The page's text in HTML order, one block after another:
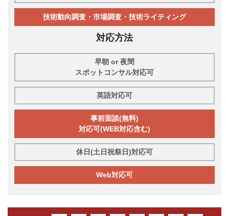
技術動向調査・市場調査・技術ライティング
対応方法
早朝 or 夜間
スポットコンサル対応可
英語対応可
事前面談(無料)
対応可(WEB対応含む)
休日(土日祝祭日)対応可
Web対応可